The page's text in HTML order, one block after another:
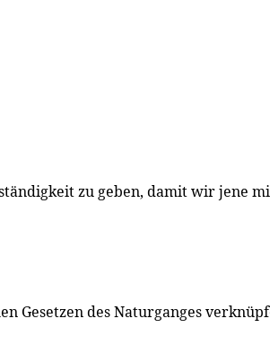
zu geben, damit wir jene
Gesetzen des Naturganges